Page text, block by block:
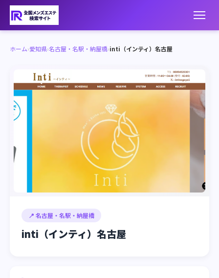
ホーム›愛知県›名古屋・名駅・納屋橋›inti（インティ）名古屋
📍 名古屋・名駅・納屋橋
inti（インティ）名古屋